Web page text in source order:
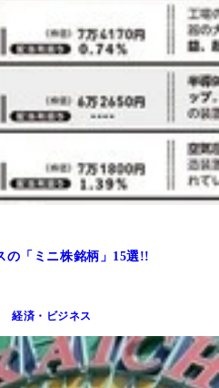
の「ミニ株銘柄」15選!!
経済・ビジネス